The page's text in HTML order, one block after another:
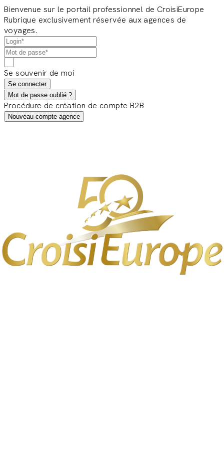
Bienvenue sur le portail professionnel de CroisiEurope
Rubrique exclusivement réservée aux agences de
voyages.
Se souvenir de moi
Se connecter
Mot de passe oublié ?
Procédure de création de compte B2B
Nouveau compte agence